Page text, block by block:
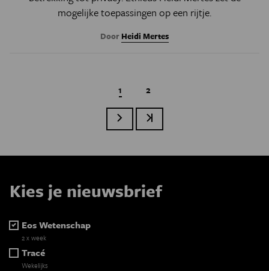
mogelijke toepassingen op een rijtje.
Door Heidi Mertes
Paginatie
Huidige pagina
1 Page
2
Volgende paginaLaatste pagina
Kies je nieuwsbrief
Eos Wetenschap
2 x week
Tracé
Wekelijks